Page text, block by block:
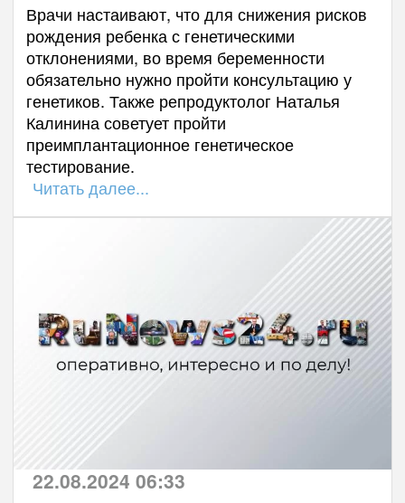
Врачи настаивают, что для снижения рисков
рождения ребенка с генетическими
отклонениями, во время беременности
обязательно нужно пройти консультацию у
генетиков. Также репродуктолог Наталья
Калинина советует пройти
преимплантационное генетическое
тестирование.
Читать далее...
22.08.2024 06:33